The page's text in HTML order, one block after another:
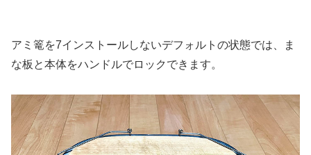
アミ篭を7インストールしないデフォルトの状態では、ま
な板と本体をハンドルでロックできます。